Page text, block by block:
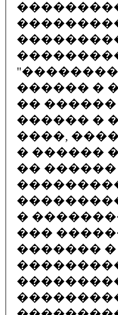
������ �
��
������ �
����,
� ������
��
�
���
�������